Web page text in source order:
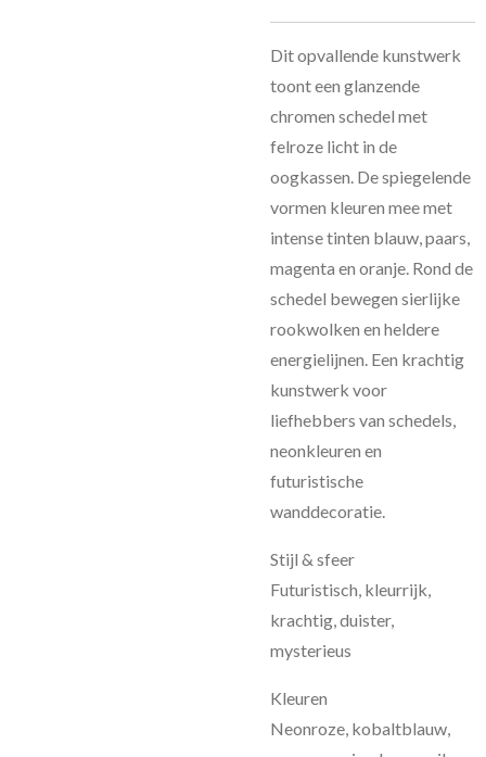
Dit opvallende kunstwerk
toont een glanzende
chromen schedel met
felroze licht in de
oogkassen. De spiegelende
vormen kleuren mee met
intense tinten blauw, paars,
magenta en oranje. Rond de
schedel bewegen sierlijke
rookwolken en heldere
energielijnen. Een krachtig
kunstwerk voor
liefhebbers van schedels,
neonkleuren en
futuristische
wanddecoratie.
Stijl & sfeer
Futuristisch, kleurrijk,
krachtig, duister,
mysterieus
Kleuren
Neonroze, kobaltblauw,